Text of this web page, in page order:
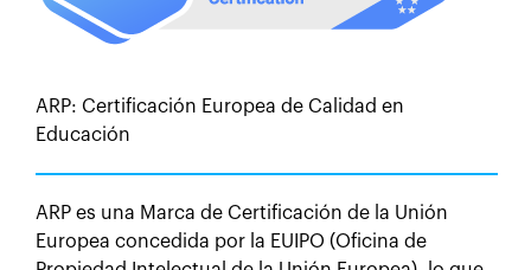
ARP: Certificación Europea de Calidad en
Educación
ARP es una Marca de Certificación de la Unión
Europea concedida por la EUIPO (Oficina de